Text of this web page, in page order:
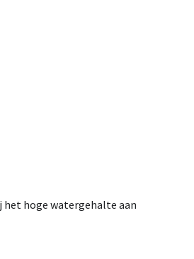
hoge watergehalte aan